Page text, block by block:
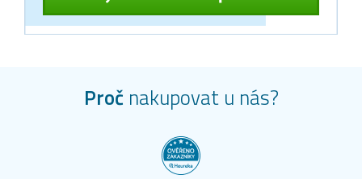
Proč nakupovat u nás?